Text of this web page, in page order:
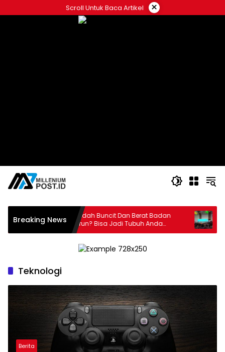
ke
Scroll Untuk Baca Artikel ×
Breaking NewsPerut Mudah Buncit Dan Berat Badan
Sulit Turun? Bisa Jadi Tubuh Anda
Kekurangan Serat
“6th
Teknologi
Berita